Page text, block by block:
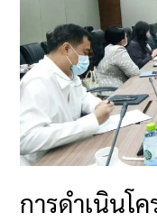
การดำเนินโ